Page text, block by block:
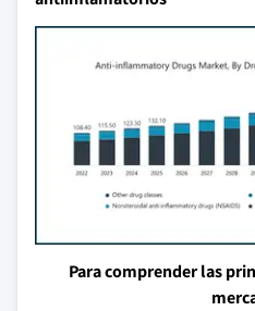
Para comprender las